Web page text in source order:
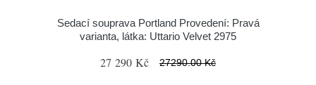
Sedací souprava Portland Provedení: Pravá
varianta, látka: Uttario Velvet 2975
27 290 Kč 27290.00 Kč